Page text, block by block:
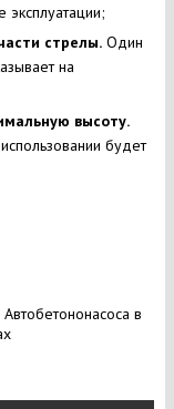
стрелы. Один
на
высоту.
будет